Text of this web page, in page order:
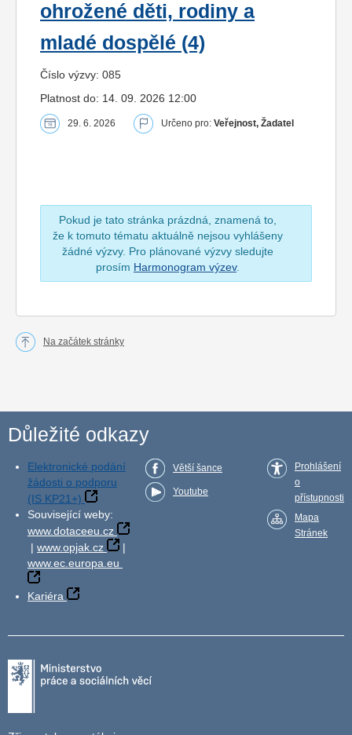
ohrožené děti, rodiny a
mladé dospělé (4)
Číslo výzvy: 085
Platnost do: 14. 09. 2026 12:00
29. 6. 2026 Určeno pro: Veřejnost, Žadatel
Pokud je tato stránka prázdná, znamená to,
že k tomuto tématu aktuálně nejsou vyhlášeny
žádné výzvy. Pro plánované výzvy sledujte
prosím Harmonogram výzev.
Na začátek stránky
Důležité odkazy
Elektronické podání
žádosti o podporu
(IS KP21+)
Související weby:
www.dotaceeu.cz
| www.opjak.cz
|
www.ec.europa.eu
Kariéra
Větší šance
Youtube
Prohlášení
o
přístupnosti
Mapa
Stránek